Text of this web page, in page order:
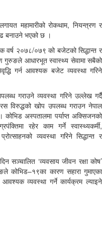
महामारीको रोकथाम, नियन्त्रण र
बनाउने भएको छ ।
वर्ष २०७८/०७९ को बजेटको सिद्धान्त र
गुरुङले आधारभूत स्वास्थ्य सेवामा सबैको
गर्न आवश्यक बजेट व्यवस्था गरिने
गराउने व्यवस्था गरिने उल्लेख गर्दै
विरुद्धको खोप उपलब्ध गराउन नेपाल
अस्पतालमा पर्याप्त अक्सिजनको
रहेर काम गर्ने स्वास्थ्यकर्मी,
व्यवस्था गरिने सिद्धान्त र
सञ्चालित ‘व्यवसाय जीवन रक्षा कोष’
कोभिड–१९का कारण सहारा गुमाएका
आवश्यक व्यवस्था गर्ने कार्यक्रम ल्याइने